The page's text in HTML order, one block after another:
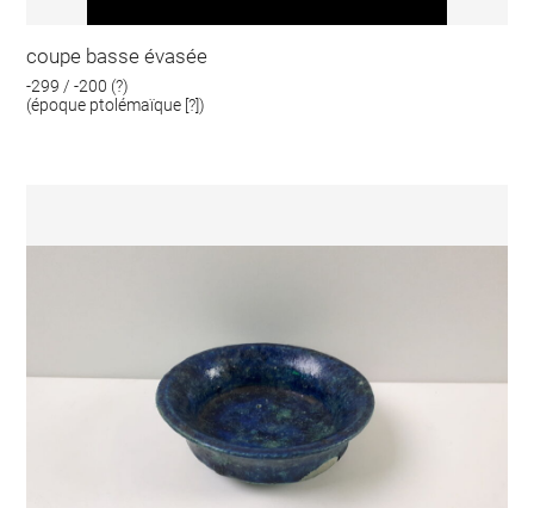
coupe basse évasée
-299 / -200 (?)
(époque ptolémaïque [?])